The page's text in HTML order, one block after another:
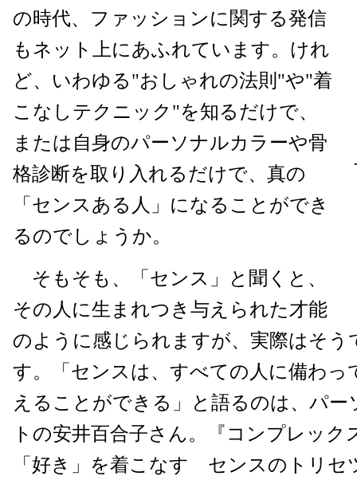
の時代、ファッションに関する発信
もネット上にあふれています。けれ
ど、いわゆる"おしゃれの法則"や"着
こなしテクニック"を知るだけで、
または自身のパーソナルカラーや骨
格診断を取り入れるだけで、真の
「センスある人」になることができ
るのでしょうか。
そもそも、「センス」と聞くと、
その人に生まれつき与えられた才能
のように感じられますが、実際はそう
す。「センスは、すべての人に備わっ
えることができる」と語るのは、パ
トの安井百合子さん。『コンプレック
「好き」を着こなす センスのトリセ